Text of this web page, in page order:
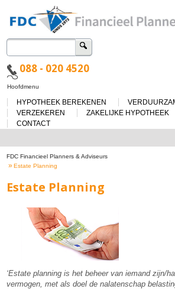
Zoeken
naar:
088 - 020 4520
Spring
inhoud
Hoofdmenu
HYPOTHEEK BEREKENEN
VERZEKEREN
ZAKELIJKE HYPOTHEEK
CONTACT
FDC Financieel Planners & Adviseurs
» Estate Planning
Estate Planning
‘Estate planning is het beheer van iemand zijn/
vermogen, met als doel de nalatenschap